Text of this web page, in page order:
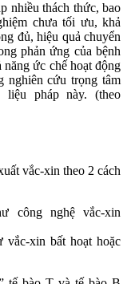
nhiều thách thức, bao
chưa tối ưu, khả
đủ, hiệu quả chuyển
phản ứng của bệnh
ức chế hoạt động
nghiên cứu trọng tâm
pháp này. (theo
vắc-xin theo 2 cách
công nghệ vắc-xin
vắc-xin bất hoạt hoặc